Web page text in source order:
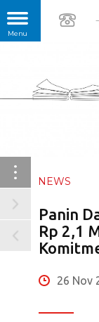
NEWS
Panin
Rp 2,1
26 Nov